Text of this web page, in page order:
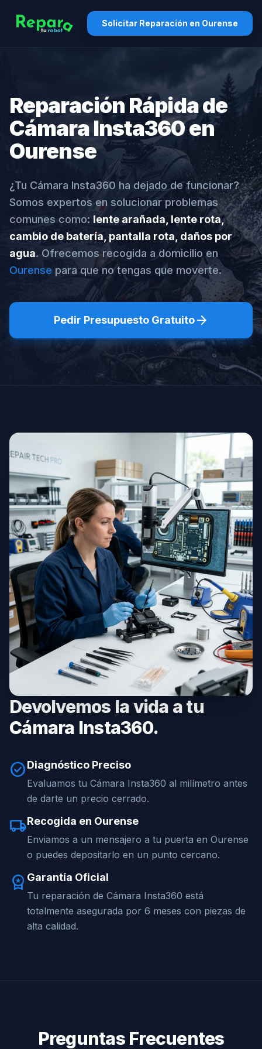
Solicitar Reparación en Ourense
Reparación Rápida de
Cámara Insta360 en
Ourense
¿Tu Cámara Insta360 ha dejado de funcionar?
Somos expertos en solucionar problemas
comunes como:lente arañada, lente rota,
cambio de batería, pantalla rota, daños por
agua. Ofrecemos recogida a domicilio en
Ourense para que no tengas que moverte.
Pedir Presupuesto Gratuitoarrow_forward
Devolvemos la vida a tu
Cámara Insta360.
check_circleDiagnóstico Preciso
Evaluamos tu Cámara Insta360 al milímetro antes
de darte un precio cerrado.
local_shippingRecogida en Ourense
Enviamos a un mensajero a tu puerta en Ourense
o puedes depositarlo en un punto cercano.
workspace_premium Garantía Oficial
Tu reparación de Cámara Insta360 está
totalmente asegurada por 6 meses con piezas de
alta calidad.
Preguntas Frecuentes